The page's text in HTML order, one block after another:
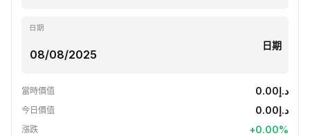
日期
日期
當時價值 د.إ0.00
今日價值 د.إ0.00
漲跌 +0.00%